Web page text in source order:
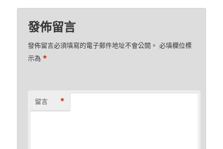
發佈留言
發佈留言必須填寫的電子郵件地址不會公開。 必填欄位標
示為*
留言 *